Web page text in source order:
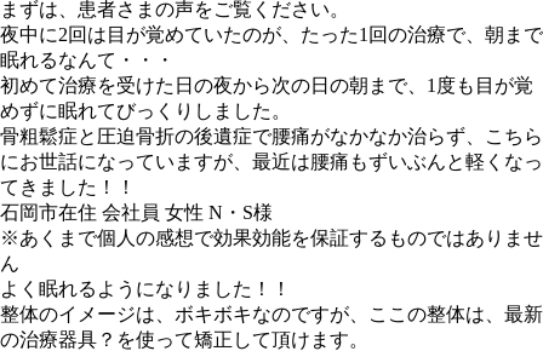
まずは、患者さまの声をご覧ください。
夜中に2回は目が覚めていたのが、たった1回の治療で、朝まで
眠れるなんて・・・
初めて治療を受けた日の夜から次の日の朝まで、1度も目が覚
めずに眠れてびっくりしました。
骨粗鬆症と圧迫骨折の後遺症で腰痛がなかなか治らず、こちら
にお世話になっていますが、最近は腰痛もずいぶんと軽くなっ
てきました！！
石岡市在住 会社員 女性 N・S様
※あくまで個人の感想で効果効能を保証するものではありませ
ん
よく眠れるようになりました！！
整体のイメージは、ボキボキなのですが、ここの整体は、最新
の治療器具？を使って矯正して頂けます。